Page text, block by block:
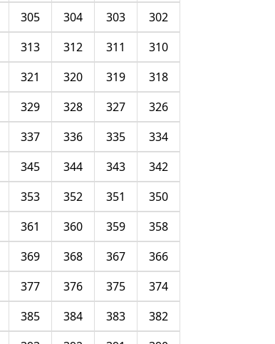
302
303
304
305
310
311
312
313
318
319
320
321
326
327
328
329
334
335
336
337
342
343
344
345
350
351
352
353
358
359
360
361
366
367
368
369
374
375
376
377
382
383
384
385